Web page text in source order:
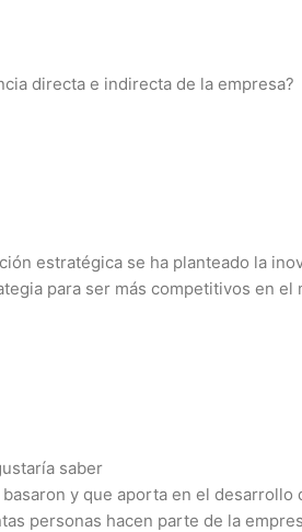
directa e indirecta de la empresa?
estratégica se ha planteado la
para ser más competitivos en el
saber
basaron y que aporta en el
personas hacen parte de la